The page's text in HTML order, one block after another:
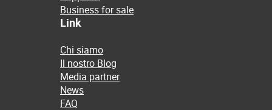
Business for sale
Link
Chi siamo
Il nostro Blog
Media partner
News
FAQ